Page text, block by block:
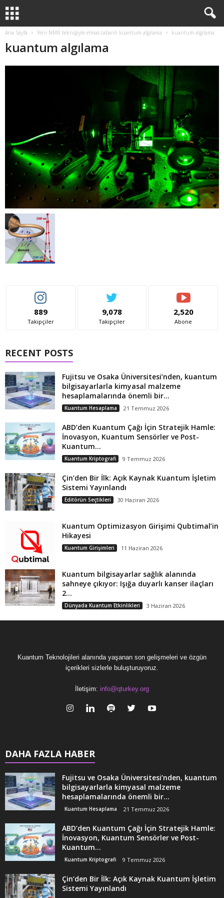
Ana Sayfa Yeni NMR tekniğiyle elmas tabanlı kuantum algılama kuantum algılama
kuantum algılama
889
Takipçiler
9,078
Takipçiler
2,520
Abone
RECENT POSTS
Fujitsu ve Osaka Üniversitesi’nden, kuantum
bilgisayarlarla kimyasal malzeme
hesaplamalarında önemli bir...
Kuantum Hesaplama 21 Temmuz 2026
ABD’den Kuantum Çağı İçin Stratejik Hamle:
İnovasyon, Kuantum Sensörler ve Post-
Kuantum...
Kuantum Kriptografi 9 Temmuz 2026
Çin’den Bir İlk: Açık Kaynak Kuantum İşletim
Sistemi Yayınlandı
Editörün Seçtikleri 30 Haziran 2026
Kuantum Optimizasyon Girişimi Qubtimal’in
Hikayesi
Kuantum Girişimleri 11 Haziran 2026
Kuantum bilgisayarlar sağlık alanında
sahneye çıkıyor: Işığa duyarlı kanser ilaçları
2...
Dünyada Kuantum Etkinlikleri 3 Haziran 2026
Kuantum Teknolojileri alanında yaşanan son gelişmeleri ve özgün
içerikleri sizlerle buluşturuyoruz.
İletişim: info@qturkey.org
DAHA FAZLA HABER
Fujitsu ve Osaka Üniversitesi’nden, kuantum
bilgisayarlarla kimyasal malzeme
hesaplamalarında önemli bir...
Kuantum Hesaplama 21 Temmuz 2026
ABD’den Kuantum Çağı İçin Stratejik Hamle:
İnovasyon, Kuantum Sensörler ve Post-
Kuantum...
Kuantum Kriptografi 9 Temmuz 2026
Çin’den Bir İlk: Açık Kaynak Kuantum İşletim
Sistemi Yayınlandı